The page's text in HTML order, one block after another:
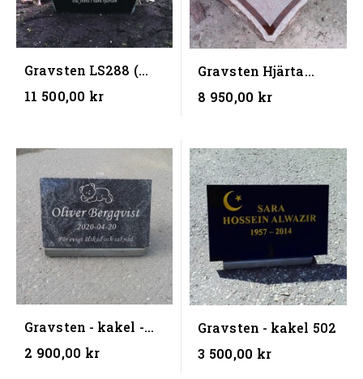
Gravsten LS288 (
50X50X10 )
11 500,00 kr
Gravsten Hjärta
LS332 ( 50x50x10)
8 950,00 kr
Gravsten - kakel -
Vizage - ( 40x25x3
cm )
2 900,00 kr
Gravsten - kakel 502
3 500,00 kr